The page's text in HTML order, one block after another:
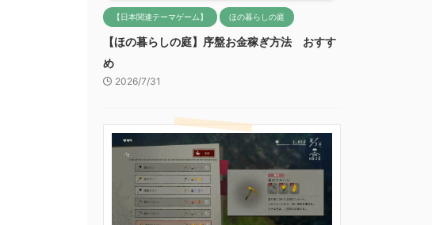
【日本関連テーマゲーム】 ほの暮らしの庭
【ほの暮らしの庭】序盤お金稼ぎ方法 おすす
め
2026/7/31